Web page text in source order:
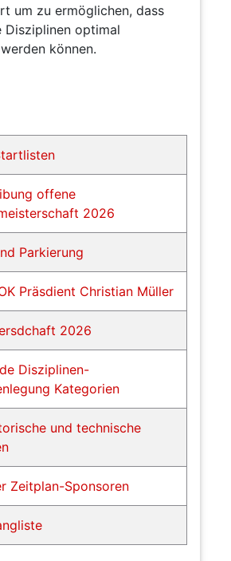
um zu ermöglichen, dass
Disziplinen optimal
können.
offene
2026
Parkierung
Präsdient Christian Müller
2026
Disziplinen-
Kategorien
und technische
Zeitplan-Sponsoren